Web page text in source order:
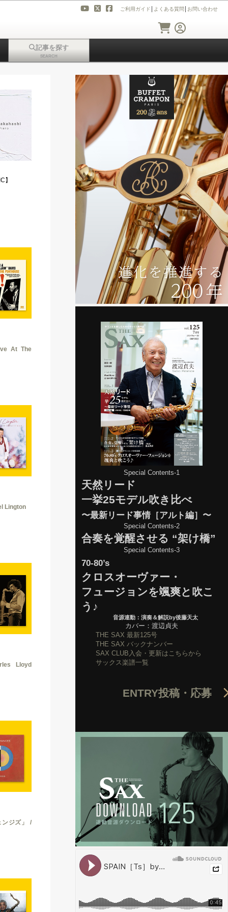
ご利用ガイド よくある質問 お問い合わせ
記事を探す
SEARCH
】
At The
Lington
Lloyd
ンジズ」 /
Special Contents-1
天然リード
一挙25モデル吹き比べ
〜最新リード事情［アルト編］〜
Special Contents-2
合奏を覚醒させる “架け橋”
Special Contents-3
70-80’s
クロスオーヴァー・
フュージョンを颯爽と吹こ
う♪
音源連動：演奏＆解説by後藤天太
カバー：渡辺貞夫
THE SAX 最新125号
THE SAX バックナンバー
SAX CLUB入会・更新はこちらから
サックス楽譜一覧
ENTRY投稿・応募